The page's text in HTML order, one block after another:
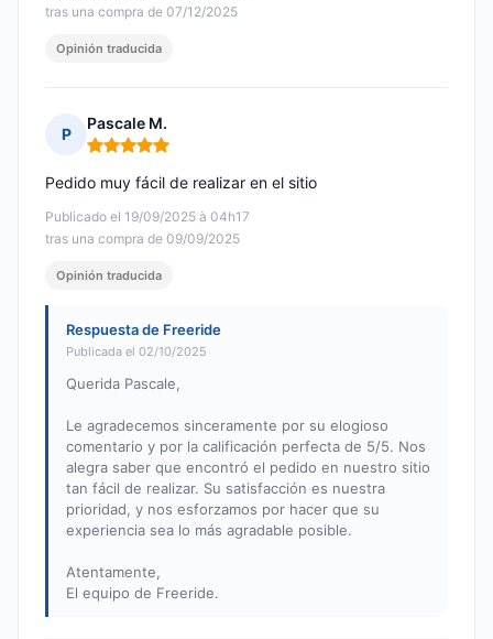
tras una compra de 07/12/2025
Opinión traducida
P
Pascale M.
Nota: 5 de 5
Publicado el 19/09/2025 à 04h17
tras una compra de 09/09/2025
Pedido muy fácil de realizar en el sitio
Opinión traducida
Respuesta de Freeride
Publicada el 02/10/2025
Querida Pascale,
Le agradecemos sinceramente por su elogioso
comentario y por la calificación perfecta de 5/5. Nos
alegra saber que encontró el pedido en nuestro sitio
tan fácil de realizar. Su satisfacción es nuestra
prioridad, y nos esforzamos por hacer que su
experiencia sea lo más agradable posible.
Atentamente,
El equipo de Freeride.